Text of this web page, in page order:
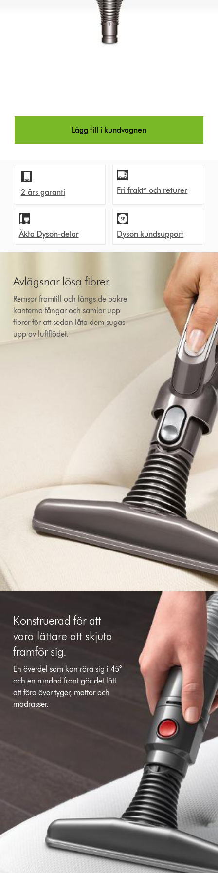
Lägg till i kundvagnen
2 års garanti Fri frakt* och returer
Äkta Dyson-delar Dyson kundsupport
Avlägsnar lösa fibrer.
Remsor framtill och längs de bakre
kanterna fångar och samlar upp
fibrer för att sedan låta dem sugas
upp av luftflödet.
Konstruerad för att
vara lättare att skjuta
framför sig.
En överdel som kan röra sig i 45°
och en rundad front gör det lätt
att föra över tyger, mattor och
madrasser.